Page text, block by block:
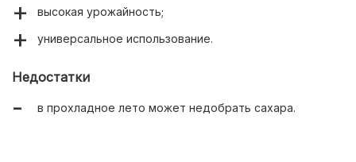
высокая урожайность;
универсальное использование.
Недостатки
в прохладное лето может недобрать сахара.